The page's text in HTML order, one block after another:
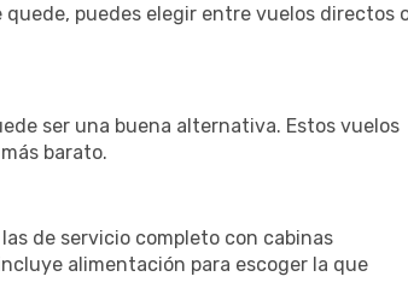
puedes elegir entre vuelos directos
ser una buena alternativa. Estos vuelos
barato.
de servicio completo con cabinas
alimentación para escoger la que